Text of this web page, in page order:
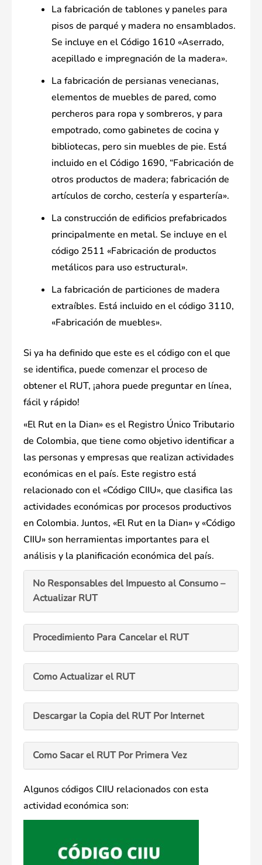
La fabricación de tablones y paneles para
pisos de parqué y madera no ensamblados.
Se incluye en el Código 1610 «Aserrado,
acepillado e impregnación de la madera».
La fabricación de persianas venecianas,
elementos de muebles de pared, como
percheros para ropa y sombreros, y para
empotrado, como gabinetes de cocina y
bibliotecas, pero sin muebles de pie. Está
incluido en el Código 1690, “Fabricación de
otros productos de madera; fabricación de
artículos de corcho, cestería y espartería».
La construcción de edificios prefabricados
principalmente en metal. Se incluye en el
código 2511 «Fabricación de productos
metálicos para uso estructural».
La fabricación de particiones de madera
extraíbles. Está incluido en el código 3110,
«Fabricación de muebles».
Si ya ha definido que este es el código con el que
se identifica, puede comenzar el proceso de
obtener el RUT, ¡ahora puede preguntar en línea,
fácil y rápido!
«El Rut en la Dian» es el Registro Único Tributario
de Colombia, que tiene como objetivo identificar a
las personas y empresas que realizan actividades
económicas en el país. Este registro está
relacionado con el «Código CIIU», que clasifica las
actividades económicas por procesos productivos
en Colombia. Juntos, «El Rut en la Dian» y «Código
CIIU» son herramientas importantes para el
análisis y la planificación económica del país.
No Responsables del Impuesto al Consumo –
Actualizar RUT
Procedimiento Para Cancelar el RUT
Como Actualizar el RUT
Descargar la Copia del RUT Por Internet
Como Sacar el RUT Por Primera Vez
Algunos códigos CIIU relacionados con esta
actividad económica son: